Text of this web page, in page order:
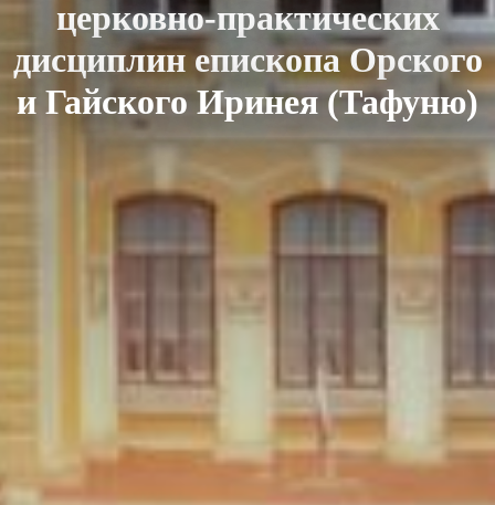
церковно-практических
дисциплин епископа Орского
и Гайского Иринея (Тафуню)